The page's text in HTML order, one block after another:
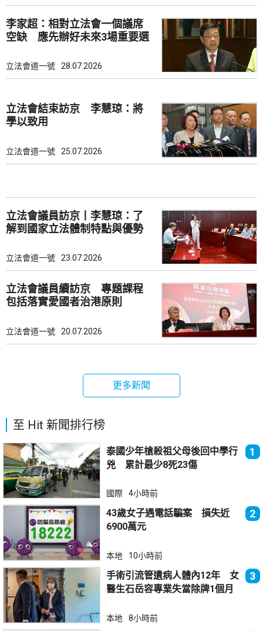
李家超：相對立法會一個議席
空缺 應先辦好未來3場重要選
立法會道一號 28.07.2026
立法會結束訪京 李慧琼：將
學以致用
立法會道一號 25.07.2026
立法會議員訪京丨李慧琼：了
解到國家立法體制特點與優勢
立法會道一號 23.07.2026
立法會議員續訪京 專題課程
包括落實愛國者治港原則
立法會道一號 20.07.2026
更多新聞
至 Hit 新聞排行榜
泰國少年槍殺祖父母後回中學行
兇 累計最少8死23傷
1
國際 4小時前
43歲女子遇電話騙案 損失近
6900萬元
2
本地 10小時前
手術引流管遺病人體內12年 女
醫生石岳容專業失當除牌1個月
3
本地 8小時前